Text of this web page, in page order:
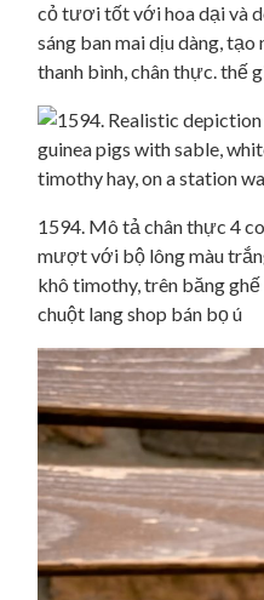
cỏ tươi tốt với hoa dại và
sáng ban mai dịu dàng, tạo
thanh bình, chân thực. thế
1594. Mô tả chân thực 4
mượt với bộ lông màu
khô timothy, trên băng
chuột lang shop bán bọ ú